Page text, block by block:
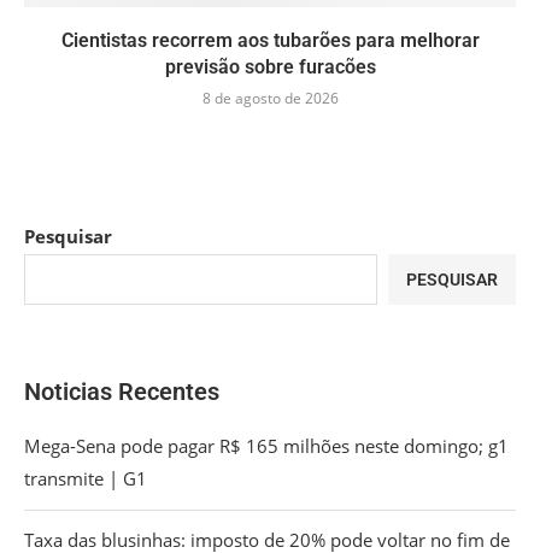
Cientistas recorrem aos tubarões para melhorar
previsão sobre furacões
8 de agosto de 2026
Pesquisar
PESQUISAR
Noticias Recentes
Mega-Sena pode pagar R$ 165 milhões neste domingo; g1
transmite | G1
Taxa das blusinhas: imposto de 20% pode voltar no fim de